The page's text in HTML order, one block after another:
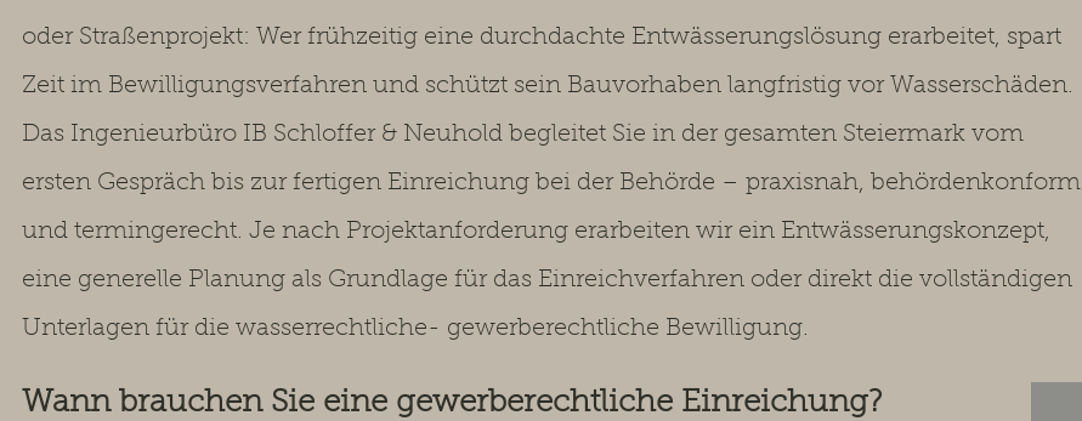
oder Straßenprojekt: Wer frühzeitig eine durchdachte Entwässerungslösung erarbeitet, spart
Zeit im Bewilligungsverfahren und schützt sein Bauvorhaben langfristig vor Wasserschäden.
Das Ingenieurbüro IB Schloffer & Neuhold begleitet Sie in der gesamten Steiermark vom
ersten Gespräch bis zur fertigen Einreichung bei der Behörde – praxisnah, behördenkonform
und termingerecht. Je nach Projektanforderung erarbeiten wir ein Entwässerungskonzept,
eine generelle Planung als Grundlage für das Einreichverfahren oder direkt die vollständigen
Unterlagen für die wasserrechtliche- gewerberechtliche Bewilligung.
Wann brauchen Sie eine gewerberechtliche Einreichung?